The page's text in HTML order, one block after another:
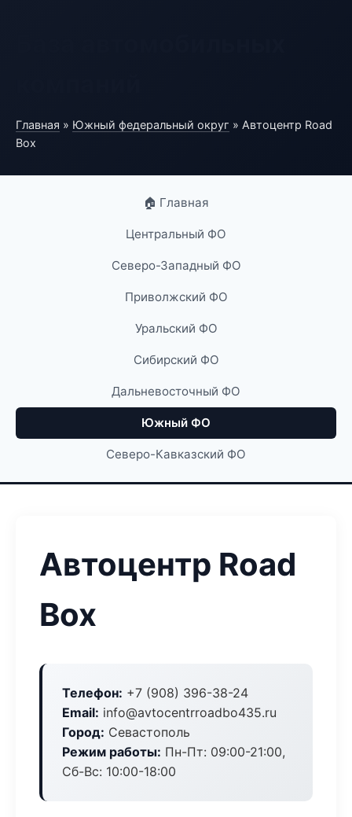
Главная » Южный федеральный округ » Автоцентр Road
Box
🏠 Главная
Центральный ФО
Северо-Западный ФО
Приволжский ФО
Уральский ФО
Сибирский ФО
Дальневосточный ФО
Южный ФО
Северо-Кавказский ФО
Автоцентр Road
Box
Телефон: +7 (908) 396-38-24
Email: info@avtocentrroadbo435.ru
Город: Севастополь
Режим работы: Пн-Пт: 09:00-21:00,
Сб-Вс: 10:00-18:00